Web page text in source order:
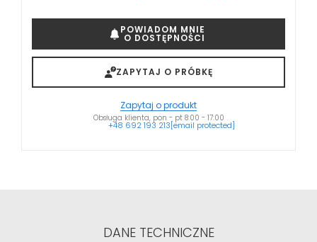
POWIADOM MNIE
O DOSTĘPNOŚCI
ZAPYTAJ O PRÓBKĘ
Zapytaj o produkt
Obsługa klienta, pon - pt 8:00 - 17:00
+48 692 193 213[email protected]
DANE TECHNICZNE